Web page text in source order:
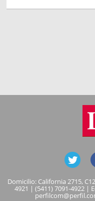
Domicilio: California 2715,
4921 | (5411) 7091-4922 |